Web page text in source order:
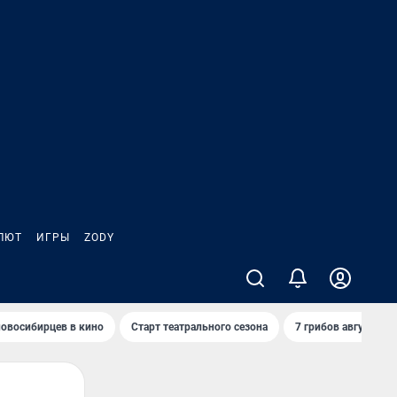
ИГРЫ ZODY
в кино Старт театрального сезона 7 грибов августа